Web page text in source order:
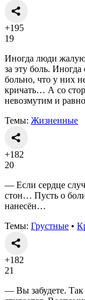
+195
19
Иногда люди
за эту боль.
больно, что у них
кричать… А со
невозмутим и
Темы: Жизненные
+182
20
— Если сердце
стон… Пусть о
нанесён…
Темы: Грустные •
+182
21
— Вы забудете. Так